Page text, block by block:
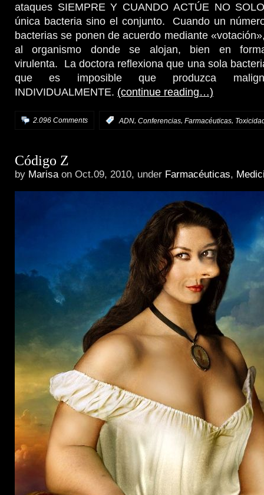
ataques SIEMPRE Y CUANDO ACTÚE NO
única bacteria sino el conjunto. Cuando un
bacterias se ponen de acuerdo mediante
al organismo donde se alojan, bien en
virulenta. La doctora reflexiona que una sola
que es imposible que produzca
INDIVIDUALMENTE. (continue reading…)
2.096 Comments ADN Conferencias Farmacéuticas
Código Z
by Marisaon Oct.09, 2010, under Farmacéuticas,